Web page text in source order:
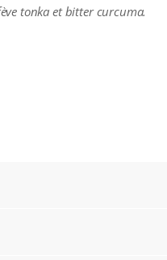
tonka et bitter curcuma.